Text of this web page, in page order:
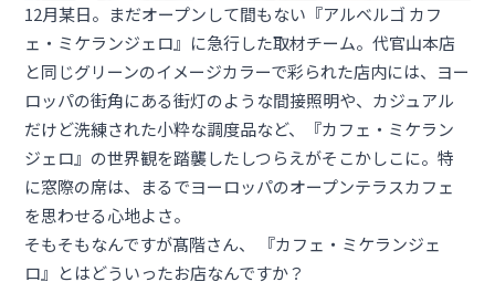
12月某日。まだオープンして間もない『アルベルゴ カフ
ェ・ミケランジェロ』に急行した取材チーム。代官山本店
と同じグリーンのイメージカラーで彩られた店内には、ヨー
ロッパの街角にある街灯のような間接照明や、カジュアル
だけど洗練された小粋な調度品など、『カフェ・ミケラン
ジェロ』の世界観を踏襲したしつらえがそこかしこに。特
に窓際の席は、まるでヨーロッパのオープンテラスカフェ
を思わせる心地よさ。
そもそもなんですが髙階さん、 『カフェ・ミケランジェ
ロ』とはどういったお店なんですか？